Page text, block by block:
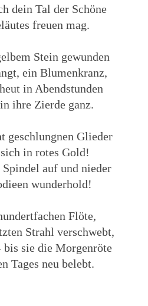
dein Tal der Schöne
freuen mag.
Stein gewunden
ein Blumenkranz,
in Abendstunden
ihre Zierde ganz.
geschlungnen Glieder
in rotes Gold!
auf und nieder
wunderhold!
Flöte,
Strahl verschwebt,
bis sie die Morgenröte
Tages neu belebt.